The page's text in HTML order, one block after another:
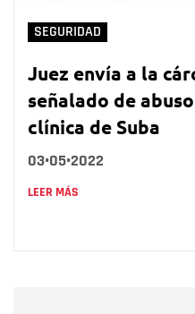
SEGURIDAD
Juez envía a la
señalado de
clínica de Suba
03•05•2022
LEER MÁS